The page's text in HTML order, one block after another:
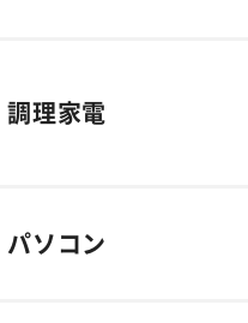
調理家電
パソコン